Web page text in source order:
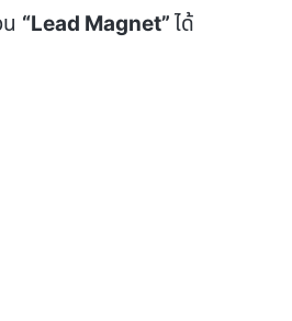
“Lead Magnet” ได้